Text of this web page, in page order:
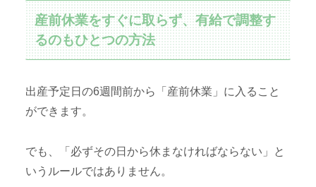
産前休業をすぐに取らず、有給で調整す
るのもひとつの方法
出産予定日の6週間前から「産前休業」に入ること
ができます。
でも、「必ずその日から休まなければならない」と
いうルールではありません。